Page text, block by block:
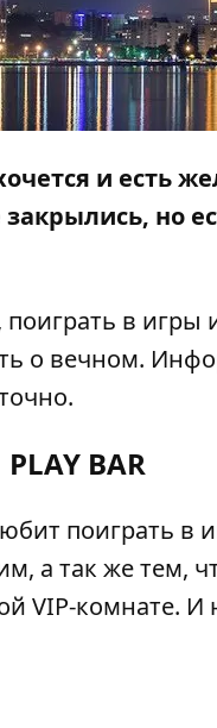
и есть
но
в игры
о вечном.
PLAY BAR
поиграть в
а так же тем,
VIP-комнате.